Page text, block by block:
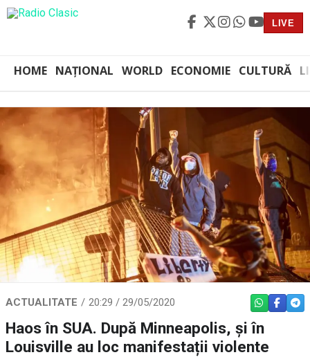
LIVE
HOME NAȚIONAL WORLD ECONOMIE CULTURĂ
ACTUALITATE 20:29 / 29/05/2020 WHATSAPP
Haos în SUA. După Minneapolis, și în
Louisville au loc manifestații violente